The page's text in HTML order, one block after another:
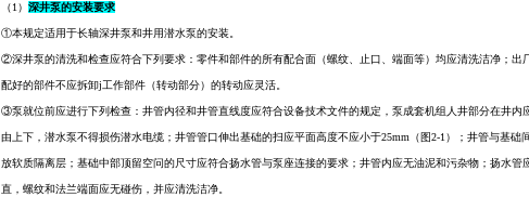
（1） 深井泵的安装要求
①本规定适用于长轴深井泵和井用潜水泵的安装。
②深井泵的清洗和检查应符合下列要求：零件和部件的所有配合面（螺纹、止口、端面等）均应清洗洁净；出
配好的部件不应拆卸j工作部件（转动部分）的转动应灵活。
③泵就位前应进行下列检查：井管内径和井管直线度应符合设备技术文件的规定，泵成套机组人井部分在井内
由上下， 潜水泵不得损伤潜水电缆；井管管口伸出基础的扫应平面高度不应小于25mm（图2-1）；井管与基础
放软质隔离层；基础中部顶留空问的尺寸应符合扬水管与泵座连接的要求；井管内应无油泥和污杂物；扬水管
直，螺纹和法兰端面应无碰伤，并应清洗洁净。